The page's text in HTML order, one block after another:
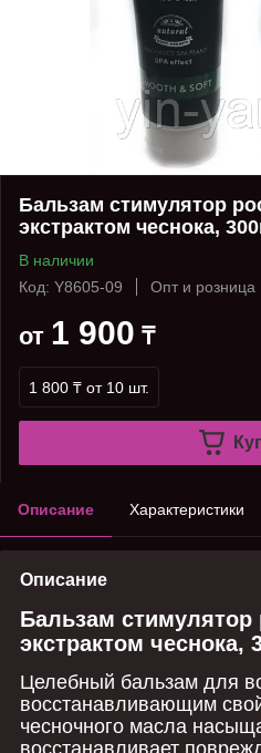
Бальзам стимулятор
экстрактом чеснока,
В наличии
Код: Y8605-09
Опт и розница
от 1 900 ₸
1 800 ₸ от 10 шт.
Описание Характеристики
Описание
Бальзам стимулятор
экстрактом чеснока,
Целебный бальзам для
восстанавливающим
чесночного масла